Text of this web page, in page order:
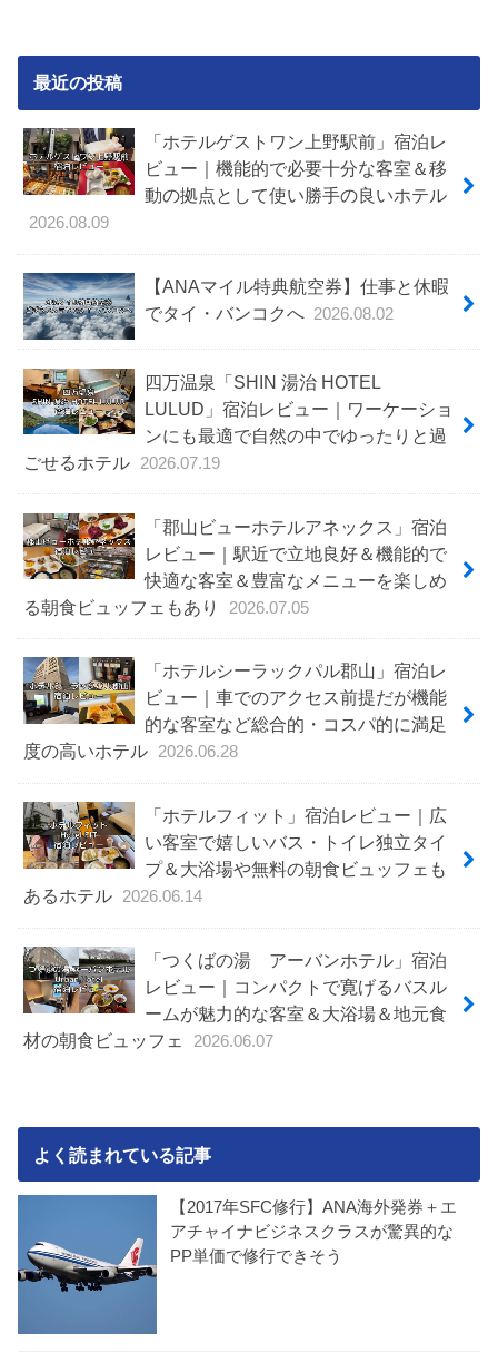
最近の投稿
「ホテルゲストワン上野駅前」宿泊レ
ビュー｜機能的で必要十分な客室＆移
動の拠点として使い勝手の良いホテル
2026.08.09
【ANAマイル特典航空券】仕事と休暇
でタイ・バンコクへ 2026.08.02
四万温泉「SHIN 湯治 HOTEL
LULUD」宿泊レビュー｜ワーケーショ
ンにも最適で自然の中でゆったりと過
ごせるホテル
2026.07.19
「郡山ビューホテルアネックス」宿泊
レビュー｜駅近で立地良好＆機能的で
快適な客室＆豊富なメニューを楽しめ
る朝食ビュッフェもあり
2026.07.05
「ホテルシーラックパル郡山」宿泊レ
ビュー｜車でのアクセス前提だが機能
的な客室など総合的・コスパ的に満足
度の高いホテル
2026.06.28
「ホテルフィット」宿泊レビュー｜広
い客室で嬉しいバス・トイレ独立タイ
プ＆大浴場や無料の朝食ビュッフェも
あるホテル
2026.06.14
「つくばの湯 アーバンホテル」宿泊
レビュー｜コンパクトで寛げるバスル
ームが魅力的な客室＆大浴場＆地元食
材の朝食ビュッフェ
2026.06.07
よく読まれている記事
【2017年SFC修行】ANA海外発券＋エ
アチャイナビジネスクラスが驚異的な
PP単価で修行できそう